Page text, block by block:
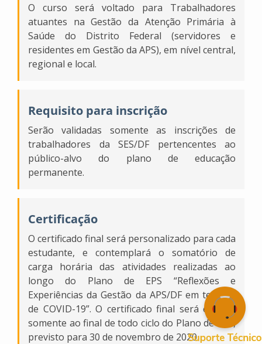
O curso será voltado para Trabalhadores
atuantes na Gestão da Atenção Primária à
Saúde do Distrito Federal (servidores e
residentes em Gestão da APS), em nível central,
regional e local.
Requisito para inscrição
Serão validadas somente as inscrições de
trabalhadores da SES/DF pertencentes ao
público-alvo do plano de educação
permanente.
Certificação
O certificado final será personalizado para cada
estudante, e contemplará o somatório de
carga horária das atividades realizadas ao
longo do Plano de EPS “Reflexões e
Experiências da Gestão da APS/DF em tempos
de COVID-19”. O certificado final será emitido
somente ao final de todo ciclo do Plano de EPS,
previsto para 30 de novembro de 2020.